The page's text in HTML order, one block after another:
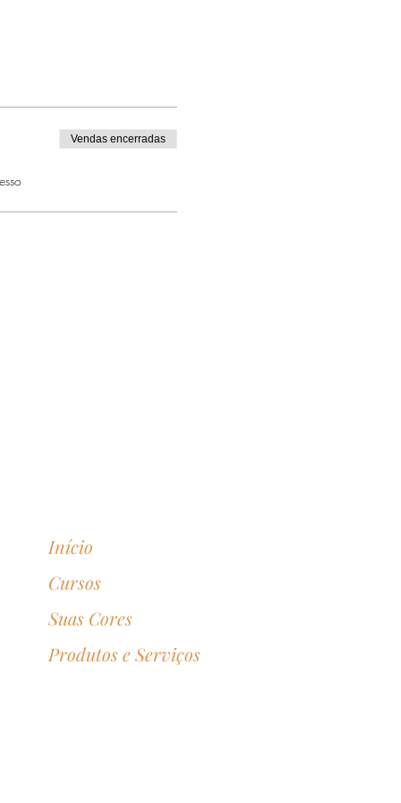
Vendas encerradas
Início
Cursos
Suas Cores
Produtos e Serviços